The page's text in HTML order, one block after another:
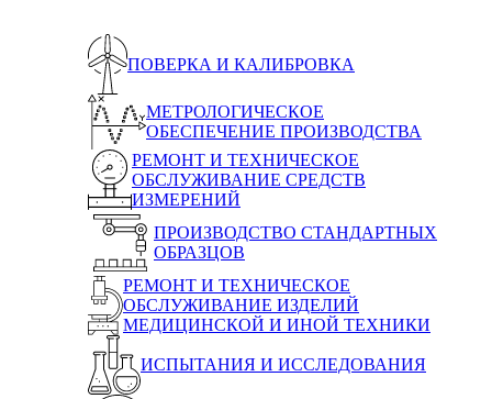
ПОВЕРКА И КАЛИБРОВКА
МЕТРОЛОГИЧЕСКОЕ
ОБЕСПЕЧЕНИЕ ПРОИЗВОДСТВА
РЕМОНТ И ТЕХНИЧЕСКОЕ
ОБСЛУЖИВАНИЕ СРЕДСТВ
ИЗМЕРЕНИЙ
ПРОИЗВОДСТВО СТАНДАРТНЫХ
ОБРАЗЦОВ
РЕМОНТ И ТЕХНИЧЕСКОЕ
ОБСЛУЖИВАНИЕ ИЗДЕЛИЙ
МЕДИЦИНСКОЙ И ИНОЙ ТЕХНИКИ
ИСПЫТАНИЯ И ИССЛЕДОВАНИЯ